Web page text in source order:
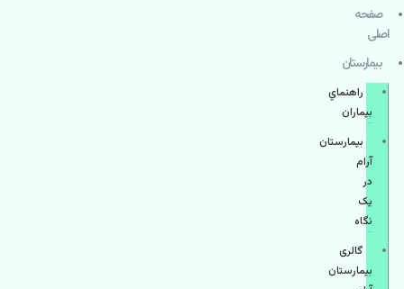
صفحه
اصلی
بيمارستان
راهنماي
بیماران
بیمارستان
آرام
در
یک
نگاه
گالری
بیمارستان